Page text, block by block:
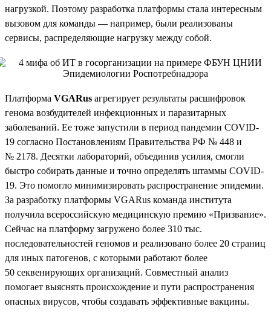
нагрузкой. Поэтому разработка платформы стала интересным
вызовом для команды — например, были реализованы
сервисы, распределяющие нагрузку между собой.
Платформа VGARus агрегирует результаты расшифровок
генома возбудителей инфекционных и паразитарных
заболеваний. Ее тоже запустили в период пандемии COVID-
19 согласно Постановлениям Правительства РФ № 448 и
№ 2178. Десятки лабораторий, объединив усилия, смогли
быстро собирать данные и точно определять штаммы COVID-
19. Это помогло минимизировать распространение эпидемии.
За разработку платформы VGARus команда института
получила всероссийскую медицинскую премию «Призвание».
Сейчас на платформу загружено более 310 тыс.
последовательностей геномов и реализовано более 20 страниц
для иных патогенов, с которыми работают более
50 секвенирующих организаций. Совместный анализ
помогает выяснять происхождение и пути распространения
опасных вирусов, чтобы создавать эффективные вакцины.